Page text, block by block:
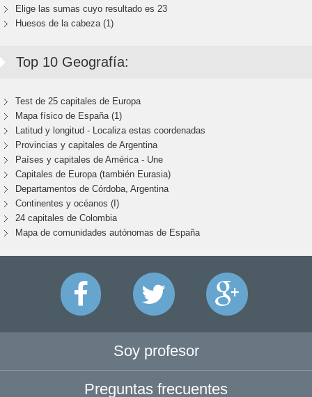
Elige las sumas cuyo resultado es 23
Huesos de la cabeza (1)
Top 10 Geografía:
Test de 25 capitales de Europa
Mapa físico de España (1)
Latitud y longitud - Localiza estas coordenadas
Provincias y capitales de Argentina
Países y capitales de América - Une
Capitales de Europa (también Eurasia)
Departamentos de Córdoba, Argentina
Continentes y océanos (I)
24 capitales de Colombia
Mapa de comunidades autónomas de España
Soy profesor
Preguntas frecuentes